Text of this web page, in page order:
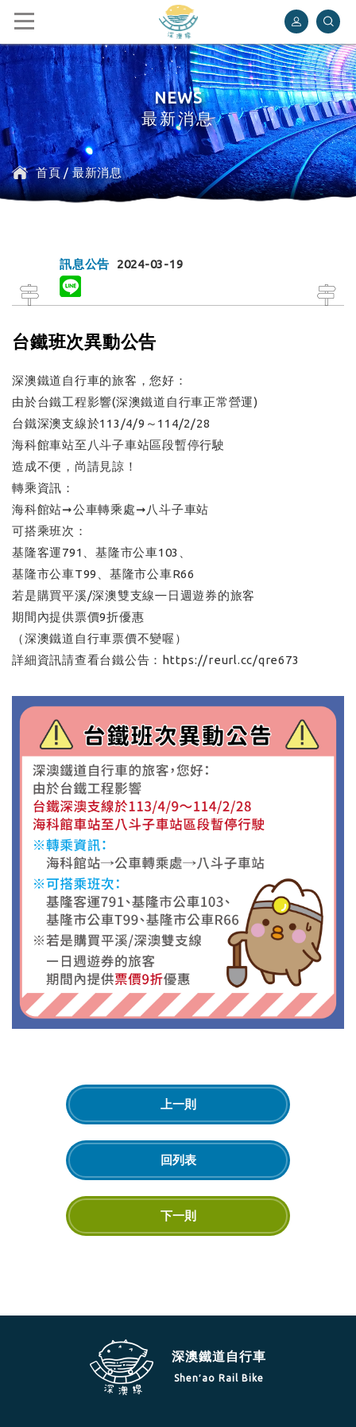
深澳鐵道自行車
NEWS
最新消息
首頁/最新消息
訊息公告 2024-03-19
台鐵班次異動公告
深澳鐵道自行車的旅客，您好：
由於台鐵工程影響(深澳鐵道自行車正常營運)
台鐵深澳支線於113/4/9～114/2/28
海科館車站至八斗子車站區段暫停行駛
造成不便，尚請見諒！
轉乘資訊：
海科館站➞公車轉乘處➞八斗子車站
可搭乘班次：
基隆客運791、基隆市公車103、
基隆市公車T99、基隆市公車R66
若是購買平溪/深澳雙支線㇐日週遊券的旅客
期間內提供票價9折優惠
（深澳鐵道自行車票價不變喔）
詳細資訊請查看台鐵公告：https://reurl.cc/qre673
上一則
回列表
下一則
深澳鐵道自行車
Shen′ao Rail Bike